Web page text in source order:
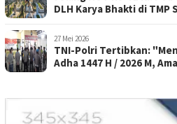
DLH Karya Bhakti di TMP
27 Mei 2026
TNI-Polri Tertibkan:
Adha 1447 H / 2026 M,